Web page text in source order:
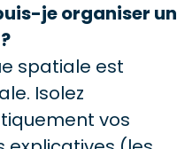
je organiser un
spatiale est
Isolez
vos